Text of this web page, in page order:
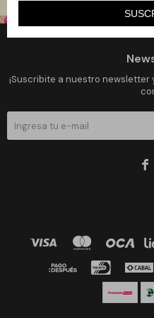
¡Suscribite a nuestro newsletter
